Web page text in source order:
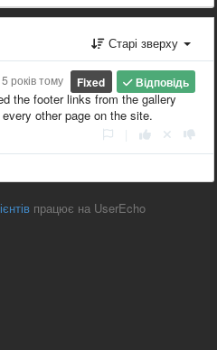
Старі зверху
Відповідь
Fixed
років тому
the footer links from the gallery
other page on the site.
працює на UserEcho